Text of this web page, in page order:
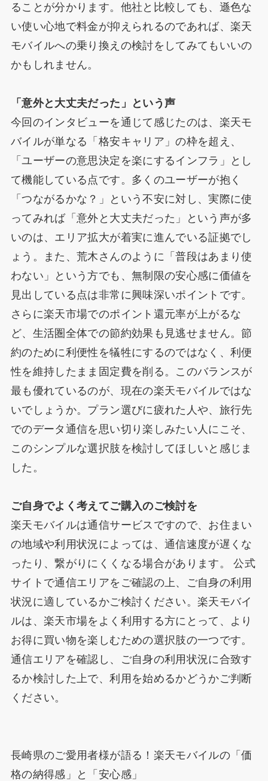
ることが分かります。他社と比較しても、遜色な
い使い心地で料金が抑えられるのであれば、楽天
モバイルへの乗り換えの検討をしてみてもいいの
かもしれません。
「意外と大丈夫だった」という声
今回のインタビューを通じて感じたのは、楽天モ
バイルが単なる「格安キャリア」の枠を超え、
「ユーザーの意思決定を楽にするインフラ」とし
て機能している点です。多くのユーザーが抱く
「つながるかな？」という不安に対し、実際に使
ってみれば「意外と大丈夫だった」という声が多
いのは、エリア拡大が着実に進んでいる証拠でし
ょう。また、荒木さんのように「普段はあまり使
わない」という方でも、無制限の安心感に価値を
見出している点は非常に興味深いポイントです。
さらに楽天市場でのポイント還元率が上がるな
ど、生活圏全体での節約効果も見逃せません。節
約のために利便性を犠牲にするのではなく、利便
性を維持したまま固定費を削る。このバランスが
最も優れているのが、現在の楽天モバイルではな
いでしょうか。プラン選びに疲れた人や、旅行先
でのデータ通信を思い切り楽しみたい人にこそ、
このシンプルな選択肢を検討してほしいと感じま
した。
ご自身でよく考えてご購入のご検討を
楽天モバイルは通信サービスですので、お住まい
の地域や利用状況によっては、通信速度が遅くな
ったり、繋がりにくくなる場合があります。 公式
サイトで通信エリアをご確認の上、ご自身の利用
状況に適しているかご検討ください。楽天モバイ
ルは、楽天市場をよく利用する方にとって、より
お得に買い物を楽しむための選択肢の一つです。
通信エリアを確認し、ご自身の利用状況に合致す
るか検討した上で、利用を始めるかどうかご判断
ください。
長崎県のご愛用者様が語る！楽天モバイルの「価
格の納得感」と「安心感」